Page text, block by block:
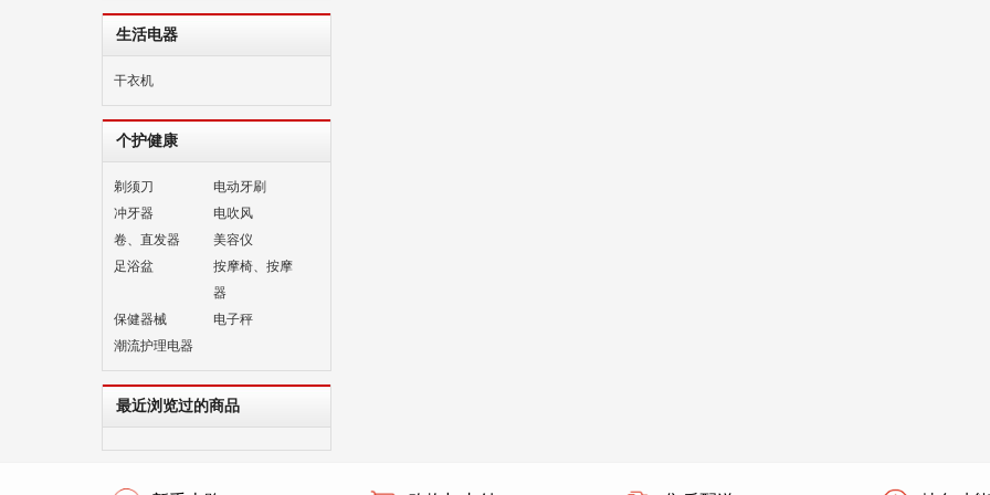
生活电器
干衣机
个护健康
剃须刀
电动牙刷
冲牙器
电吹风
卷、直发器
美容仪
足浴盆
按摩椅、按摩
器
保健器械
电子秤
潮流护理电器
最近浏览过的商品